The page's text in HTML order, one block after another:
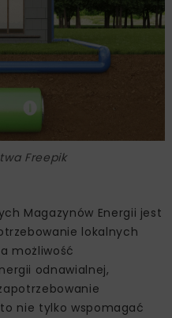
Freepik
Magazynów Energii jest
lokalnych
możliwość
odnawialnej,
nie tylko wspomagać